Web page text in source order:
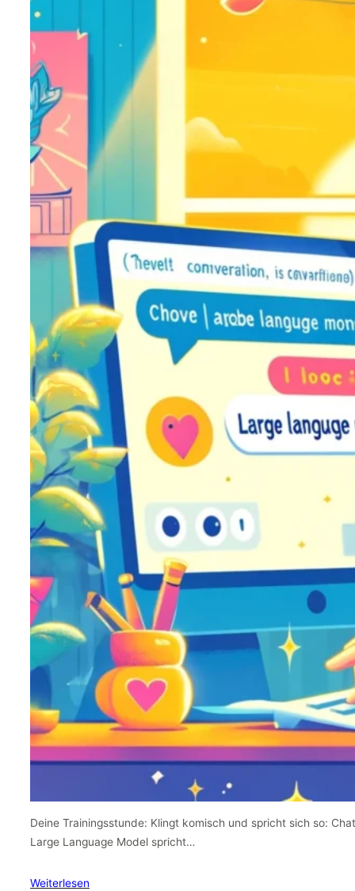
Deine Trainingsstunde: Klingt komisch und spricht sich so:
Large Language Model spricht…
Weiterlesen